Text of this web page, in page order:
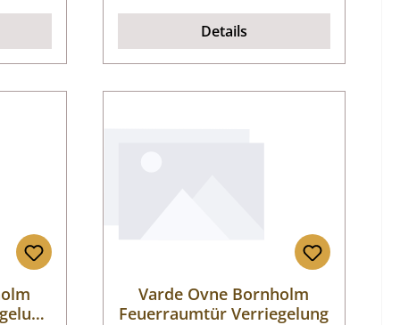
Details
Varde Ovne Bornholm
Feuerraumtür Verriegelung